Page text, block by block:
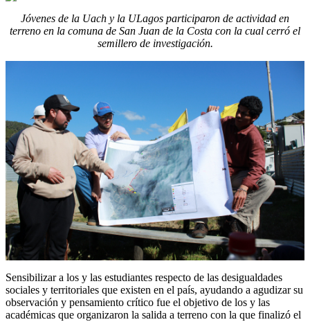
Jóvenes de la Uach y la ULagos participaron de actividad en
terreno en la comuna de San Juan de la Costa con la cual cerró el
semillero de investigación.
Sensibilizar a los y las estudiantes respecto de las desigualdades
sociales y territoriales que existen en el país, ayudando a agudizar su
observación y pensamiento crítico fue el objetivo de los y las
académicas que organizaron la salida a terreno con la que finalizó el